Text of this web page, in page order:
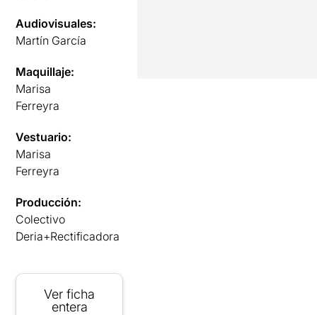
Audiovisuales:
Martín García
Maquillaje:
Marisa
Ferreyra
Vestuario:
Marisa
Ferreyra
Producción:
Colectivo
Deria+Rectificadora
Ver ficha
entera